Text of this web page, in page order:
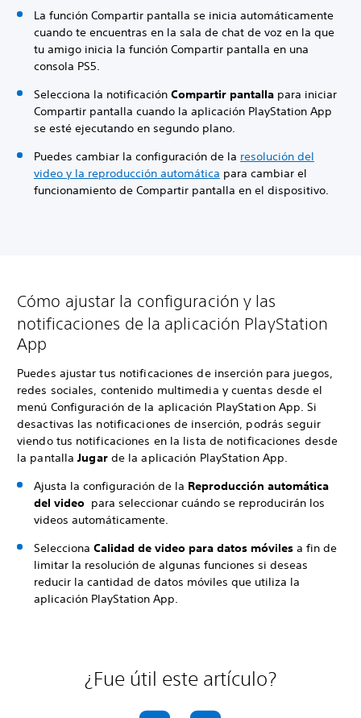
La función Compartir pantalla se inicia automáticamente
cuando te encuentras en la sala de chat de voz en la que
tu amigo inicia la función Compartir pantalla en una
consola PS5.
Selecciona la notificación Compartir pantalla para iniciar
Compartir pantalla cuando la aplicación PlayStation App
se esté ejecutando en segundo plano.
Puedes cambiar la configuración de la resolución del
video y la reproducción automática para cambiar el
funcionamiento de Compartir pantalla en el dispositivo.
Cómo ajustar la configuración y las
notificaciones de la aplicación PlayStation
App
Puedes ajustar tus notificaciones de inserción para juegos,
redes sociales, contenido multimedia y cuentas desde el
menú Configuración de la aplicación PlayStation App. Si
desactivas las notificaciones de inserción, podrás seguir
viendo tus notificaciones en la lista de notificaciones desde
la pantallaJugar de la aplicación PlayStation App.
Ajusta la configuración de la Reproducción automática
del video para seleccionar cuándo se reproducirán los
videos automáticamente.
Selecciona Calidad de video para datos móviles a fin de
limitar la resolución de algunas funciones si deseas
reducir la cantidad de datos móviles que utiliza la
aplicación PlayStation App.
¿Fue útil este artículo?